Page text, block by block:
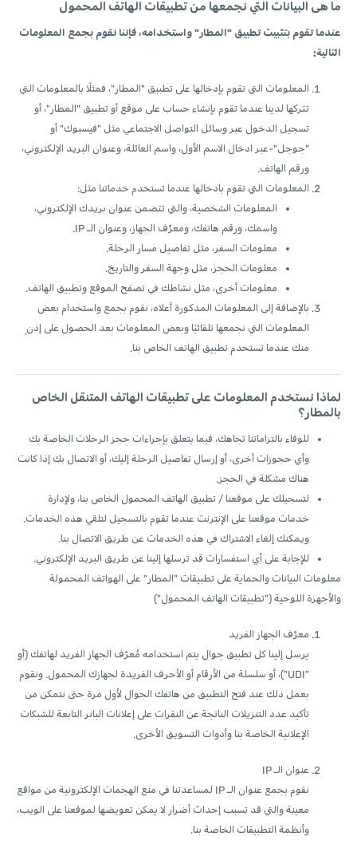
ما هى البيانات التي نجمعها من تطبيقات الهاتف المحمول
عندما تقوم بتثبيت تطبيق "المطار" واستخدامه، فإننا نقوم بجمع المعلومات
التالية:
المعلومات التي تقوم بإدخالها على تطبيق "المطار"، فمثلًا بالمعلومات التي
تتركها لدينا عندما تقوم بإنشاء حساب على موقع أو تطبيق "المطار"، أو
تسجيل الدخول عبر وسائل التواصل الاجتماعي مثل "فيسبوك" أو
"جوجل"-عبر ادخال الاسم الأول، واسم العائلة، وعنوان البريد الإلكتروني،
ورقم الهاتف.
المعلومات التي تقوم بادخالها عندما تستخدم خدماتنا مثل:
المعلومات الشخصية، والتي تتضمن عنوان بريدك الإلكتروني،
واسمك، ورقم هاتفك، ومعرِّف الجهاز، وعنوان الـ IP.
معلومات السفر، مثل تفاصيل مسار الرحلة.
معلومات الحجز، مثل وجهة السفر والتاريخ.
معلومات أخرى، مثل نشاطك في تصفح الموقع وتطبيق الهاتف.
بالإضافة إلى المعلومات المذكورة أعلاه، نقوم بجمع واستخدام بعض
المعلومات التي نجمعها تلقائيًا وبعض المعلومات بعد الحصول على إذنٍ
منك عندما تستخدم تطبيق الهاتف الخاص بنا.
لماذا نستخدم المعلومات على تطبيقات الهاتف المتنقل الخاص
بالمطار؟
للوفاء بالتزاماتنا تجاهك، فيما يتعلق بإجراءات حجز الرحلات الخاصة بك
وأي حجوزات أخرى، أو إرسال تفاصيل الرحلة إليك، أو الاتصال بك إذا كانت
هناك مشكلة في الحجز.
لتسجيلك على موقعنا / تطبيق الهاتف المحمول الخاص بنا، ولإدارة
خدمات موقعنا على الإنترنت عندما تقوم بالتسجيل لتلقي هذه الخدمات.
ويمكنك إلغاء الاشتراك في هذه الخدمات عن طريق الاتصال بنا.
للإجابة على أي استفسارات قد ترسلها إلينا عن طريق البريد الإلكتروني.
معلومات البيانات والحماية على تطبيقات "المطار" على الهواتف المحمولة
والأجهزة اللوحية ("تطبيقات الهاتف المحمول")
معرِّف الجهاز الفريد
يرسل إلينا كل تطبيق جوال يتم استخدامه مُعرّف الجهاز الفريد لهاتفك (أو
"UDI")، أو سلسلة من الأرقام أو الأحرف الفريدة لجهازك المحمول. ونقوم
بعمل ذلك عند فتح التطبيق من هاتفك الجوال لأول مرة حتى نتمكن من
تأكيد عدد التنزيلات الناتجة عن النقرات على إعلانات البانر التابعة للشبكات
الإعلانية الخاصة بنا وأدوات التسويق الأخرى.
عنوان الـ IP
نقوم بجمع عنوان الـ IP لمساعدتنا في منع الهجمات الإلكترونية من مواقع
معينة والتي قد تسبب إحداث أضرار لا يمكن تعويضها لموقعنا على الويب،
وأنظمة التطبيقات الخاصة بنا.